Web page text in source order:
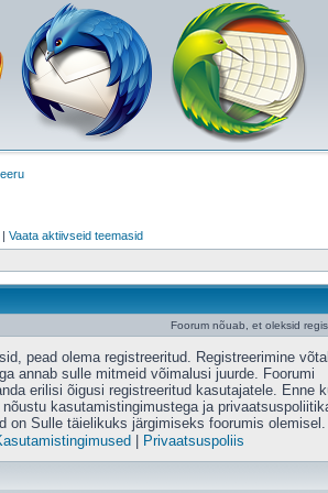
| Vaata aktiivseid teemasid
Foorum nõuab, et oleksid
pead olema registreeritud. Registreerimine
annab sulle mitmeid võimalusi juurde. Foorumi
erilisi õigusi registreeritud kasutajatele. Enne
kasutamistingimustega ja
on Sulle täielikuks järgimiseks foorumis olemisel.
Privaatsuspoliis